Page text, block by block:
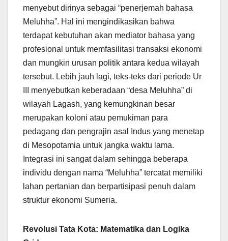
menyebut dirinya sebagai “penerjemah bahasa
Meluhha”. Hal ini mengindikasikan bahwa
terdapat kebutuhan akan mediator bahasa yang
profesional untuk memfasilitasi transaksi ekonomi
dan mungkin urusan politik antara kedua wilayah
tersebut. Lebih jauh lagi, teks-teks dari periode Ur
III menyebutkan keberadaan “desa Meluhha” di
wilayah Lagash, yang kemungkinan besar
merupakan koloni atau pemukiman para
pedagang dan pengrajin asal Indus yang menetap
di Mesopotamia untuk jangka waktu lama.
Integrasi ini sangat dalam sehingga beberapa
individu dengan nama “Meluhha” tercatat memiliki
lahan pertanian dan berpartisipasi penuh dalam
struktur ekonomi Sumeria.
Revolusi Tata Kota: Matematika dan Logika